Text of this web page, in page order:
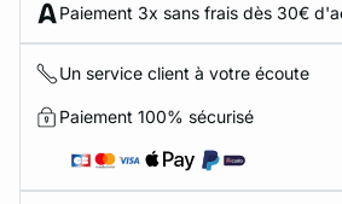
Paiement 3x sans frais dès 30€
Un service client à votre écoute
Paiement 100% sécurisé